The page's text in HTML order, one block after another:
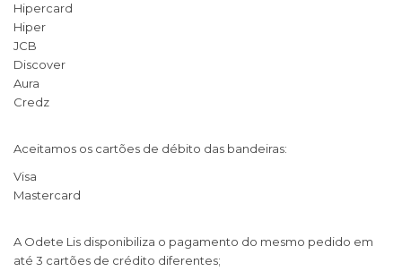
Hipercard
Hiper
JCB
Discover
Aura
Credz
Aceitamos os cartões de débito das bandeiras:
Visa
Mastercard
A Odete Lis disponibiliza o pagamento do mesmo pedido em
até 3 cartões de crédito diferentes;